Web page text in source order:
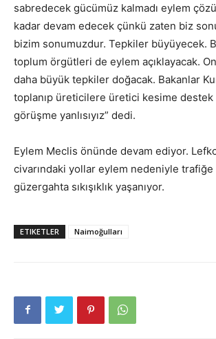
sabredecek gücümüz kalmadı eylem
kadar devam edecek çünkü zaten biz
bizim sonumuzdur. Tepkiler büyüyecek.
toplum örgütleri de eylem açıklayacak.
daha büyük tepkiler doğacak. Bakanlar
toplanıp üreticilere üretici kesime
görüşme yanlısıyız” dedi.
Eylem Meclis önünde devam ediyor.
civarındaki yollar eylem nedeniyle trafiğe
güzergahta sıkışıklık yaşanıyor.
ETIKETLER Naimoğulları